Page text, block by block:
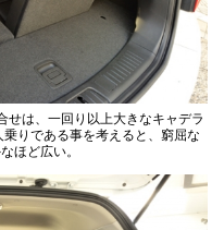
せは、一回り以上大きなキャデラ
りである事を考えると、窮屈な
ほど広い。